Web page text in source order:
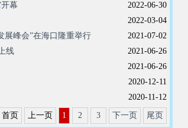
“牛犊之势·鸿鹄之志”毕业作...
2022-06-30
幕
2022-03-04
2021-07-02
展峰会”在海口隆重举行
2021-06-26
线
2021-06-26
2020-12-11
2020-11-12
首页 上一页 1 2 3 下一页 尾页